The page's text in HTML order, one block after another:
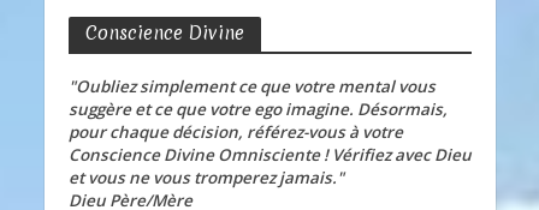
Conscience Divine
"Oubliez simplement ce que votre mental vous
suggère et ce que votre ego imagine. Désormais,
pour chaque décision, référez-vous à votre
Conscience Divine Omnisciente ! Vérifiez avec Dieu
et vous ne vous tromperez jamais."
Dieu Père/Mère